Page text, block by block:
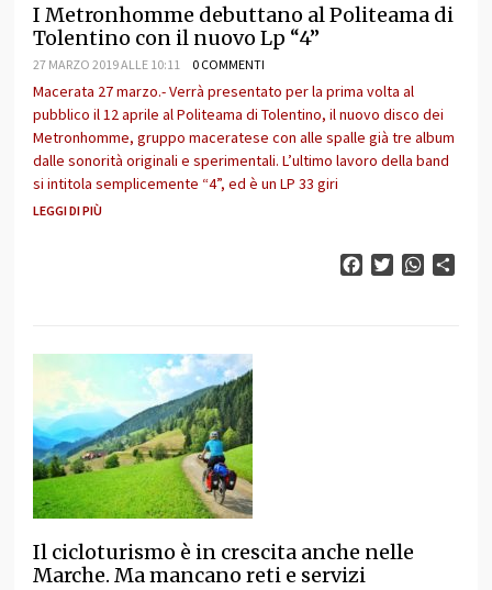
I Metronhomme debuttano al Politeama di
Tolentino con il nuovo Lp “4”
27 MARZO 2019 ALLE 10:11 0 COMMENTI
Macerata 27 marzo.- Verrà presentato per la prima volta al
pubblico il 12 aprile al Politeama di Tolentino, il nuovo disco dei
Metronhomme, gruppo maceratese con alle spalle già tre album
dalle sonorità originali e sperimentali. L’ultimo lavoro della band
si intitola semplicemente “4”, ed è un LP 33 giri
LEGGI DI PIÙ
FacebookTwitter
Il cicloturismo è in crescita anche nelle
Marche. Ma mancano reti e servizi